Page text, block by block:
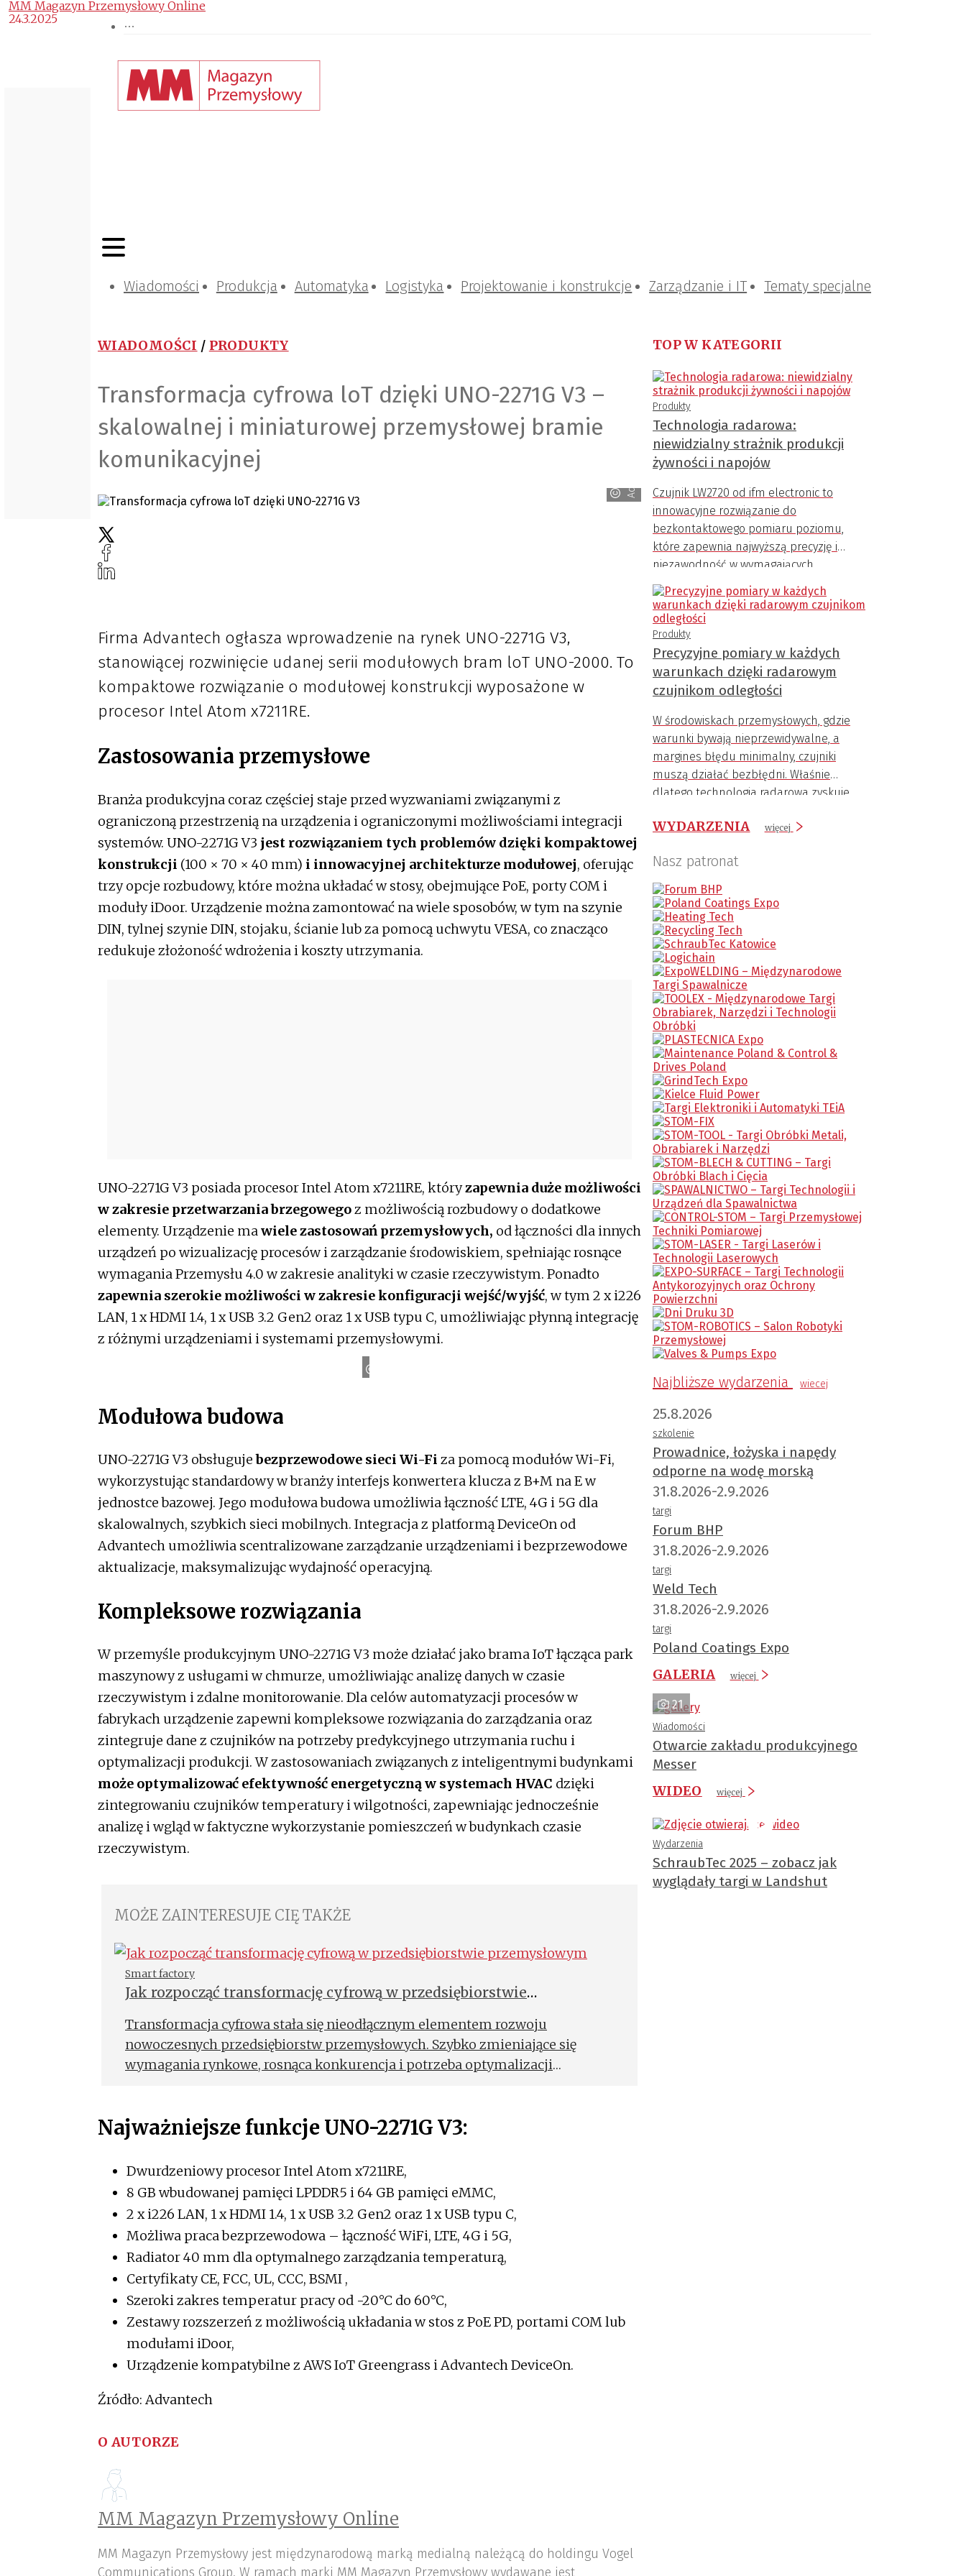
Wiadomości Produkcja Automatyka Logistyka Projektowanie i konstrukcje Zarządzanie i IT Tematy specjalne
WIADOMOŚCI / PRODUKTY
Transformacja cyfrowa loT dzięki UNO-2271G V3 –
skalowalnej i miniaturowej przemysłowej bramie
komunikacyjnej
Advantech
MM Magazyn Przemysłowy Online
24.3.2025
Firma Advantech ogłasza wprowadzenie na rynek UNO-2271G V3,
stanowiącej rozwinięcie udanej serii modułowych bram loT UNO-2000. To
kompaktowe rozwiązanie o modułowej konstrukcji wyposażone w
procesor Intel Atom x7211RE.
Zastosowania przemysłowe
Branża produkcyjna coraz częściej staje przed wyzwaniami związanymi z
ograniczoną przestrzenią na urządzenia i ograniczonymi możliwościami integracji
systemów. UNO-2271G V3 jest rozwiązaniem tych problemów dzięki kompaktowej
konstrukcji (100 × 70 × 40 mm) i innowacyjnej architekturze modułowej, oferując
trzy opcje rozbudowy, które można układać w stosy, obejmujące PoE, porty COM i
moduły iDoor. Urządzenie można zamontować na wiele sposobów, w tym na szynie
DIN, tylnej szynie DIN, stojaku, ścianie lub za pomocą uchwytu VESA, co znacząco
redukuje złożoność wdrożenia i koszty utrzymania.
UNO-2271G V3 posiada procesor Intel Atom x7211RE, któryzapewnia duże możliwości
w zakresie przetwarzania brzegowegoz możliwością rozbudowy o dodatkowe
elementy. Urządzenie ma wiele zastosowań przemysłowych, od łączności dla innych
urządzeń po wizualizację procesów i zarządzanie środowiskiem, spełniając rosnące
wymagania Przemysłu 4.0 w zakresie analityki w czasie rzeczywistym. Ponadto
zapewnia szerokie możliwości w zakresie konfiguracji wejść/wyjść, w tym 2 x i226
LAN, 1 x HDMI 1.4, 1 x USB 3.2 Gen2 oraz 1 x USB typu C, umożliwiając płynną integrację
z różnymi urządzeniami i systemami przemysłowymi.
Advantech
Modułowa budowa
UNO-2271G V3 obsługujebezprzewodowe sieci Wi-Fi za pomocą modułów Wi-Fi,
wykorzystując standardowy w branży interfejs konwertera klucza z B+M na E w
jednostce bazowej. Jego modułowa budowa umożliwia łączność LTE, 4G i 5G dla
skalowalnych, szybkich sieci mobilnych. Integracja z platformą DeviceOn od
Advantech umożliwia scentralizowane zarządzanie urządzeniami i bezprzewodowe
aktualizacje, maksymalizując wydajność operacyjną.
Kompleksowe rozwiązania
W przemyśle produkcyjnym UNO-2271G V3 może działać jako brama IoT łącząca park
maszynowy z usługami w chmurze, umożliwiając analizę danych w czasie
rzeczywistym i zdalne monitorowanie. Dla celów automatyzacji procesów w
fabrykach urządzenie zapewni kompleksowe rozwiązania do zarządzania oraz
zintegruje dane z czujników na potrzeby predykcyjnego utrzymania ruchu i
optymalizacji produkcji. W zastosowaniach związanych z inteligentnymi budynkami
może optymalizować efektywność energetyczną w systemach HVAC dzięki
zintegrowaniu czujników temperatury i wilgotności, zapewniając jednocześnie
analizę i wgląd w faktyczne wykorzystanie pomieszczeń w budynkach czasie
rzeczywistym.
MOŻE ZAINTERESUJE CIĘ TAKŻE
Smart factory
Jak rozpocząć transformację cyfrową w przedsiębiorstwie
Transformacja cyfrowa stała się nieodłącznym elementem rozwoju
nowoczesnych przedsiębiorstw przemysłowych. Szybko zmieniające się
wymagania rynkowe, rosnąca konkurencja i potrzeba optymalizacji
coraz większego obszaru swojej działalności.
Najważniejsze funkcje UNO-2271G V3:
Dwurdzeniowy procesor Intel Atom x7211RE,
8 GB wbudowanej pamięci LPDDR5 i 64 GB pamięci eMMC,
2 x i226 LAN, 1 x HDMI 1.4, 1 x USB 3.2 Gen2 oraz 1 x USB typu C,
Możliwa praca bezprzewodowa – łączność WiFi, LTE, 4G i 5G,
Radiator 40 mm dla optymalnego zarządzania temperaturą,
Certyfikaty CE, FCC, UL, CCC, BSMI ,
Szeroki zakres temperatur pracy od -20°C do 60°C,
Zestawy rozszerzeń z możliwością układania w stos z PoE PD, portami COM lub
modułami iDoor,
Urządzenie kompatybilne z AWS IoT Greengrass i Advantech DeviceOn.
Źródło: Advantech
O AUTORZE
MM Magazyn Przemysłowy Online
MM Magazyn Przemysłowy jest międzynarodową marką medialną należącą do holdingu Vogel
Communications Group. W ramach marki MM Magazyn Przemysłowy wydawane jest
TOP W KATEGORII
Produkty
Technologia radarowa:
niewidzialny strażnik produkcji
żywności i napojów
Czujnik LW2720 od ifm electronic to
innowacyjne rozwiązanie do
bezkontaktowego pomiaru poziomu,
które zapewnia najwyższą precyzję i
niezawodność w wymagających
warunkach przemysłowych.
Produkty
Precyzyjne pomiary w każdych
warunkach dzięki radarowym
czujnikom odległości
W środowiskach przemysłowych, gdzie
warunki bywają nieprzewidywalne, a
margines błędu minimalny, czujniki
muszą działać bezbłędni. Właśnie
dlatego technologia radarowa zyskuje
WYDARZENIA więcej
Nasz patronat
Najbliższe wydarzenia wiecej
25.8.2026
szkolenie
Prowadnice, łożyska i napędy
odporne na wodę morską
31.8.2026-2.9.2026
targi
Forum BHP
31.8.2026-2.9.2026
targi
Weld Tech
31.8.2026-2.9.2026
targi
Poland Coatings Expo
GALERIA
więcej
21
Wiadomości
Otwarcie zakładu produkcyjnego
Messer
WIDEO
więcej
Wydarzenia
SchraubTec 2025 – zobacz jak
wyglądały targi w Landshut